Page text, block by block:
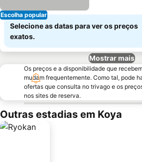
Escolha popular
Selecione as datas para ver os preços
exatos.
Mostrar mais
Os preços e a disponibilidade que
mudam frequentemente. Como tal, pode
ofertas que consulta no trivago e os
nos sites de reserva.
Outras estadias em Koya